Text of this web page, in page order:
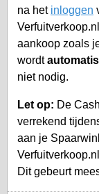
na het inloggen
aankoop zoals
wordt
niet nodig.
Let op: De
verrekend
aan je
Dit gebeurt